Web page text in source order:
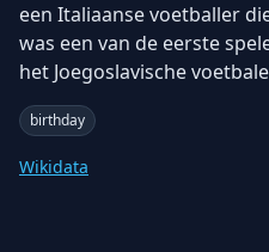
een Italiaanse voetballer
was een van de eerste
het Joegoslavische
birthday
Wikidata